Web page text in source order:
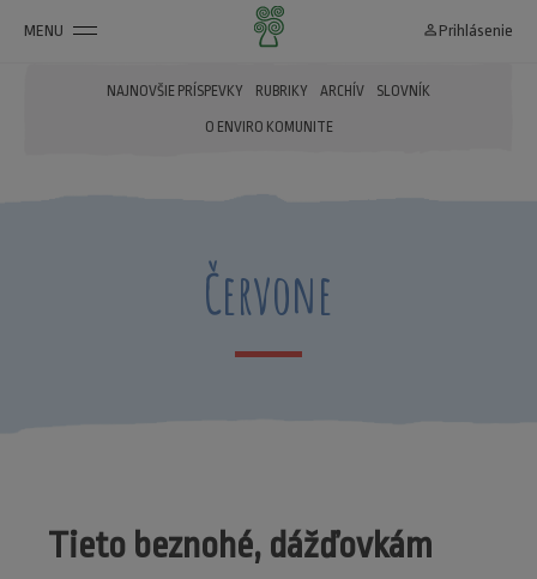
MENU person_outline Prihlásenie
NAJNOVŠIE PRÍSPEVKY RUBRIKY ARCHÍV SLOVNÍK
O ENVIRO KOMUNITE
Červone
Tieto beznohé, dážďovkám